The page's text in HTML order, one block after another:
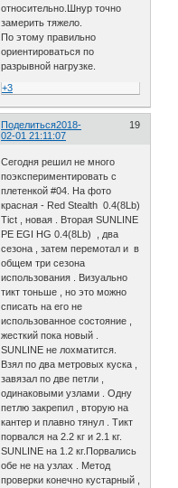
относительно.Шнур точно
замерить тяжело.
По этому правильно
ориентироваться по
разрывной нагрузке.
+3
Поделиться 19
2018-
02-01 21:11:07
Сегодня решил не много
поэкспериментировать с
плетенкой #04. На фото
красная - Red Stealth 0.4(8Lb)
Tict , новая . Вторая SUNLINE
PE EGI HG 0.4(8Lb) , два
сезона , затем перемотал и в
общем три сезона
использования . Визуально
тикт тоньше , но это можно
списать на его не
использованное состояние ,
жесткий пока новый .
SUNLINE не лохматится.
Взял по два метровых куска ,
завязал по две петли ,
одинаковыми узлами . Одну
петлю закрепил , вторую на
кантер и плавно тянул . Тикт
порвался на 2.2 кг и 2.1 кг.
SUNLINE на 1.2 кг.Порвались
обе не на узлах . Метод
проверки конечно кустарный ,